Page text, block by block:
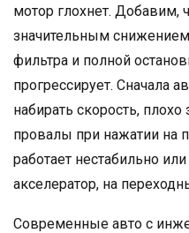
мотор глохнет. Добавим,
значительным
фильтра и полной
прогрессирует. Сначала
набирать скорость,
провалы при нажатии на
работает нестабильно
акселератор, на
Современные авто с